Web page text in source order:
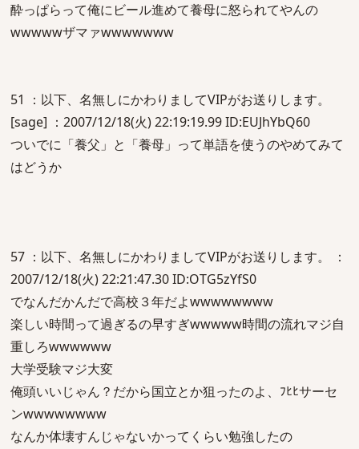
酔っぱらって俺にビール進めて養母に怒られてやんの
wwwwwザマァwwwwwww
51 ：以下、名無しにかわりましてVIPがお送りします。
[sage] ：2007/12/18(火) 22:19:19.99 ID:EUJhYbQ60
ついでに「養父」と「養母」って単語を使うのやめてみて
はどうか
57 ：以下、名無しにかわりましてVIPがお送りします。 ：
2007/12/18(火) 22:21:47.30 ID:OTG5zYfS0
でなんだかんだで高校３年だよwwwwwwww
楽しい時間って過ぎるの早すぎwwwww時間の流れマジ自
重しろwwwwww
大学受験マジ大変
俺頭いいじゃん？だから国立とか狙ったのよ、ﾌﾋﾋサーセ
ンwwwwwwww
なんか体壊すんじゃないかってくらい勉強したの